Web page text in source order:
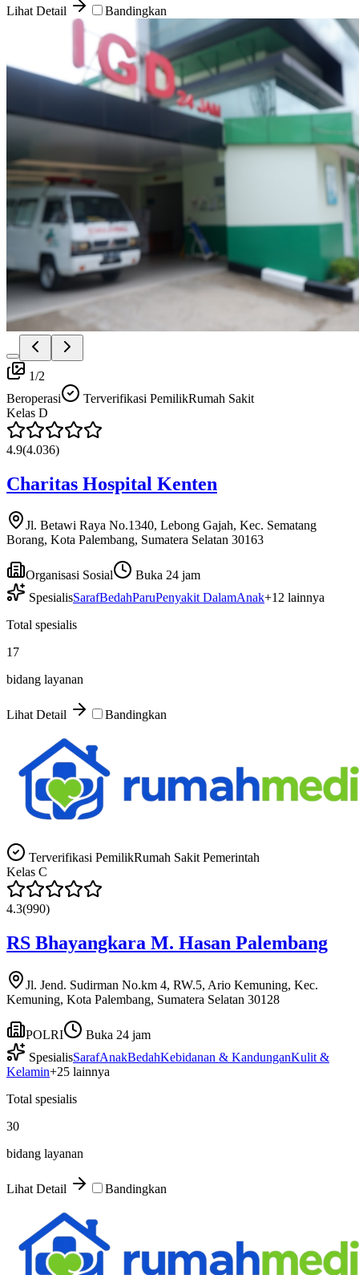
Lihat Detail Bandingkan
1/2
Beroperasi
Terverifikasi PemilikRumah Sakit
Kelas D
4.9(4.036)
Charitas Hospital Kenten
Jl. Betawi Raya No.1340, Lebong Gajah, Kec. Sematang
Borang, Kota Palembang, Sumatera Selatan 30163
Organisasi Sosial
Buka 24 jam
SpesialisSarafBedahParuPenyakit DalamAnak+12 lainnya
Total spesialis
17
bidang layanan
Lihat Detail Bandingkan
Terverifikasi PemilikRumah Sakit Pemerintah
Kelas C
4.3(990)
RS Bhayangkara M. Hasan Palembang
Jl. Jend. Sudirman No.km 4, RW.5, Ario Kemuning, Kec.
Kemuning, Kota Palembang, Sumatera Selatan 30128
POLRI
Buka 24 jam
SpesialisSarafAnakBedahKebidanan & KandunganKulit &
Kelamin+25 lainnya
Total spesialis
30
bidang layanan
Lihat Detail Bandingkan